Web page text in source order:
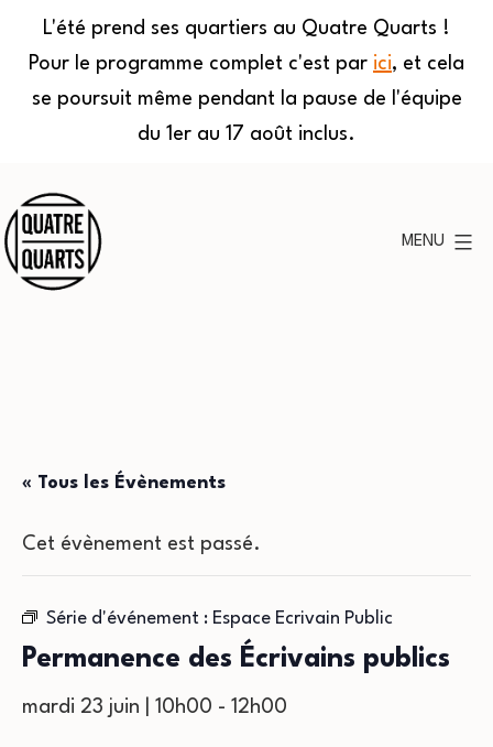
L'été prend ses quartiers au Quatre Quarts !
Pour le programme complet c'est par ici, et cela
se poursuit même pendant la pause de l'équipe
du 1er au 17 août inclus.
au
contenu
MENU
« Tous les Évènements
Cet évènement est passé.
Série d'événement : Espace Ecrivain Public
Permanence des Écrivains publics
mardi 23 juin | 10h00 - 12h00